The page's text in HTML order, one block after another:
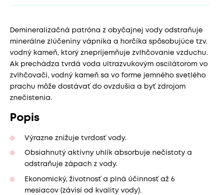
Demineralizačná patróna z obyčajnej vody odstraňuje
minerálne zlúčeniny vápnika a horčíka spôsobujúce tzv.
vodný kameň, ktorý znepríjemňuje zvlhčovanie vzduchu.
Ak prechádza tvrdá voda ultrazvukovým oscilátorom vo
zvlhčovači, vodný kameň sa vo forme jemného svetlého
prachu môže dostávať do ovzdušia a byť zdrojom
znečistenia.
Popis
Výrazne znižuje tvrdosť vody.
Obsiahnutý aktívny uhlík absorbuje nečistoty a
odstraňuje zápach z vody.
Ekonomický, životnosť a plná účinnosť až 6
mesiacov (závisí od kvality vody).